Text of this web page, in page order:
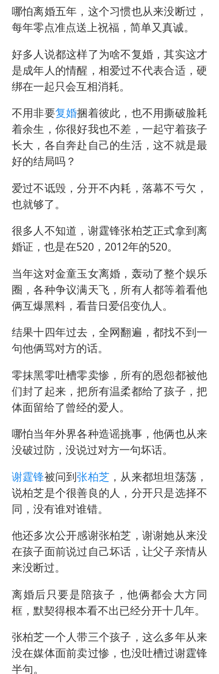
哪怕离婚五年，这个习惯也从来没断过，
每年零点准点送上祝福，简单又真诚。
好多人说都这样了为啥不复婚，其实这才
是成年人的情醒，相爱过不代表合适，硬
绑在一起只会互相消耗。
不用非要复婚捆着彼此，也不用撕破脸耗
着余生，你很好我也不差，一起守着孩子
长大，各自奔赴自己的生活，这不就是最
好的结局吗？
爱过不诋毁，分开不内耗，落幕不亏欠，
也就够了。
很多人不知道， 谢霆锋张柏芝正式拿到离
婚证，也是在520，2012年的520。
当年这对金童玉女离婚，轰动了整个娱乐
圈，各种争议满天飞，所有人都等着看他
俩互爆黑料，看昔日爱侣变仇人。
结果十四年过去，全网翻遍，都找不到一
句他俩骂对方的话。
零抹黑零吐槽零卖惨，所有的恩怨都被他
们封了起来，把所有温柔都给了孩子，把
体面留给了曾经的爱人。
哪怕当年外界各种造谣挑事，他俩也从来
没破过防，没说过对方一句坏话。
谢霆锋被问到张柏芝 ，从来都坦坦荡荡，
说柏芝是个很善良的人，分开只是选择不
同，没有谁对谁错。
他还多次公开感谢张柏芝，谢谢她从来没
在孩子面前说过自己坏话，让父子亲情从
来没断过。
离婚后只要是陪孩子，他俩都会大方同
框，默契得根本看不出已经分开十几年。
张柏芝一个人带三个孩子，这么多年从来
没在媒体面前卖过惨，也没吐槽过谢霆锋
半句。